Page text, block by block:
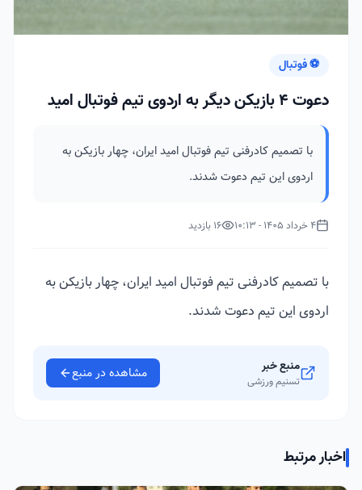
⚽ فوتبال
دعوت 4 بازیکن دیگر به اردوی تیم فوتبال امید
با تصمیم کادرفنی تیم فوتبال امید ایران، چهار بازیکن به
اردوی این تیم دعوت شدند.
4 خرداد 1405 - 10:13 16 بازدید
با تصمیم کادرفنی تیم فوتبال امید ایران، چهار بازیکن به
اردوی این تیم دعوت شدند.
منبع خبر
تسنیم ورزشی مشاهده در منبع
اخبار مرتبط